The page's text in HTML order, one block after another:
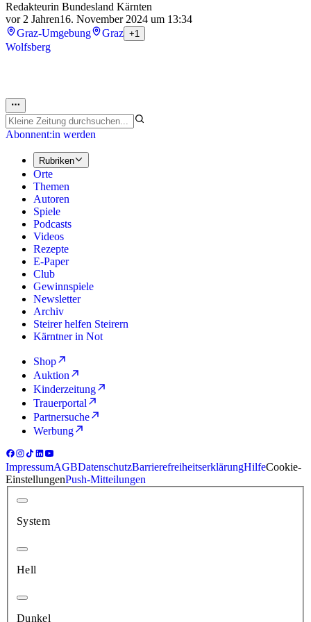
Redakteurin Bundesland Kärnten
vor 2 Jahren16. November 2024 um 13:34
Graz-Umgebung
Graz +1
Wolfsberg
Abonnent:in werden
Rubriken
Orte
Themen
Autoren
Spiele
Podcasts
Videos
Rezepte
E-Paper
Club
Gewinnspiele
Newsletter
Archiv
Steirer helfen Steirern
Kärntner in Not
Shop
Auktion
Kinderzeitung
Trauerportal
Partnersuche
Werbung
ImpressumAGBDatenschutzBarrierefreiheitserklärungHilfeCookie-
EinstellungenPush-Mitteilungen
System
Hell
Dunkel